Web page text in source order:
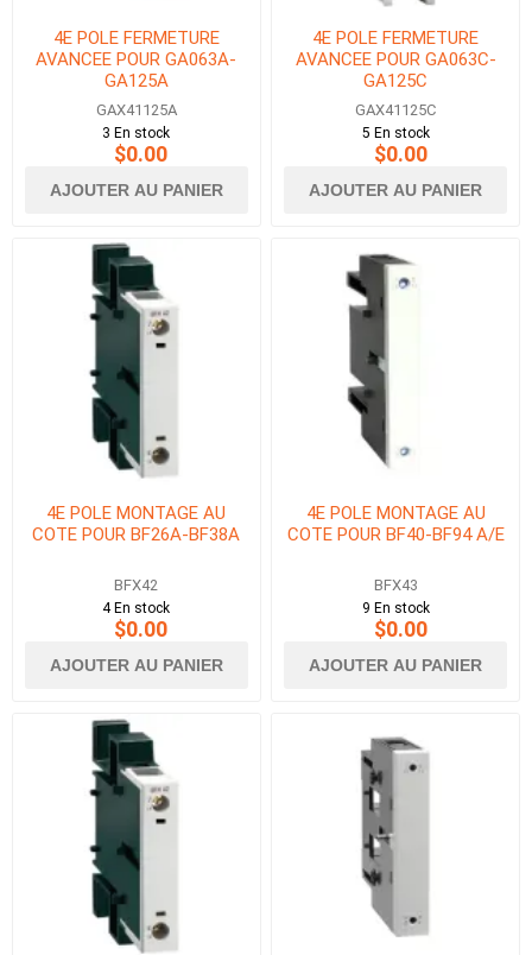
4E POLE FERMETURE
AVANCEE POUR GA063A-
GA125A
GAX41125A
3 En stock
$0.00
AJOUTER AU PANIER
4E POLE FERMETURE
AVANCEE POUR GA063C-
GA125C
GAX41125C
5 En stock
$0.00
AJOUTER AU PANIER
4E POLE MONTAGE AU
COTE POUR BF26A-BF38A
BFX42
4 En stock
$0.00
AJOUTER AU PANIER
4E POLE MONTAGE AU
COTE POUR BF40-BF94 A/E
BFX43
9 En stock
$0.00
AJOUTER AU PANIER